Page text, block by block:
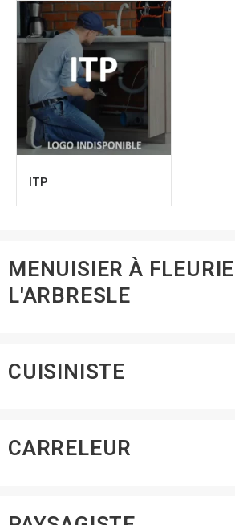
ITP
MENUISIER À
L'ARBRESLE
CUISINISTE
CARRELEUR